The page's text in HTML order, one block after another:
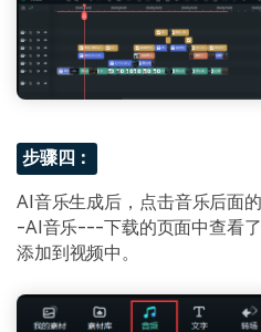
步骤四：
AI音乐生成后，点击音乐后面
-AI音乐---下载的页面中查看
添加到视频中。